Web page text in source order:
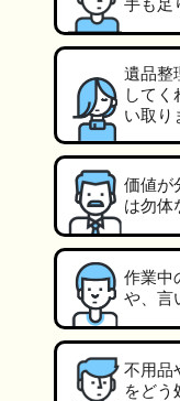
遺品整
してく
い取り
価値が
は勿体
作業中
や、言
不用品
をどう